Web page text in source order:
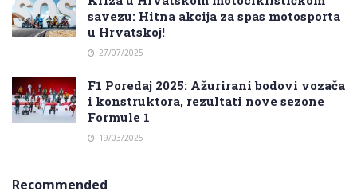
savezu: Hitna akcija za spas motosporta
u Hrvatskoj!
27/07/2025
F1 Poredaj 2025: Ažurirani bodovi vozača
i konstruktora, rezultati nove sezone
Formule 1
19/03/2025
Recommended